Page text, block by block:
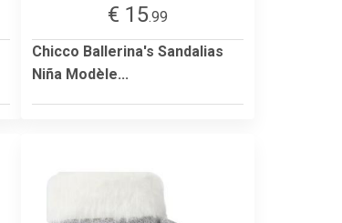
€ 15.99
Chicco Ballerina's Sandalias
Niña Modèle...